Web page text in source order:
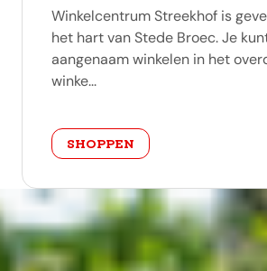
Winkelcentrum Streekhof is
het hart van Stede Broec. Je
aangenaam winkelen in het
winke...
categorie
SHOPPEN